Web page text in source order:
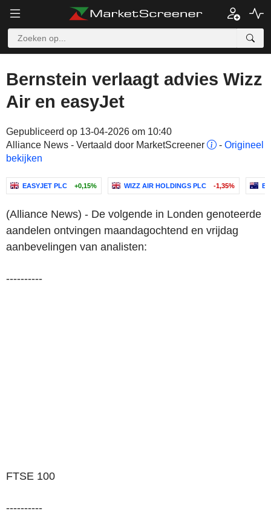
Bernstein verlaagt advies Wizz
Air en easyJet
Gepubliceerd op 13-04-2026 om 10:40
Alliance News - Vertaald door MarketScreener
- Origineel
bekijken
EASYJET PLC +0,15% WIZZ AIR HOLDINGS PLC -1,35%
(Alliance News) - De volgende in Londen genoteerde
aandelen ontvingen maandagochtend en vrijdag
aanbevelingen van analisten:
----------
FTSE 100
----------